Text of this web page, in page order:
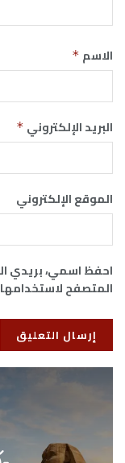
الاسم *
البريد الإلكتروني *
الموقع الإلكتروني
احفظ اسمي، بريدي
المتصفح